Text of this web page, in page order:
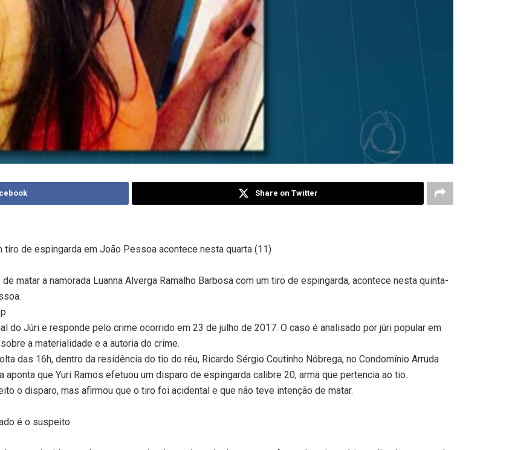
Share on Twitter
de espingarda em João Pessoa acontece nesta quarta (11)
matar a namorada Luanna Alverga Ramalho Barbosa com um tiro de espingarda, acontece nesta quinta-
do Júri e responde pelo crime ocorrido em 23 de julho de 2017. O caso é analisado por júri popular em
a materialidade e a autoria do crime.
das 16h, dentro da residência do tio do réu, Ricardo Sérgio Coutinho Nóbrega, no Condomínio Arruda
aponta que Yuri Ramos efetuou um disparo de espingarda calibre 20, arma que pertencia ao tio.
o disparo, mas afirmou que o tiro foi acidental e que não teve intenção de matar.
é o suspeito